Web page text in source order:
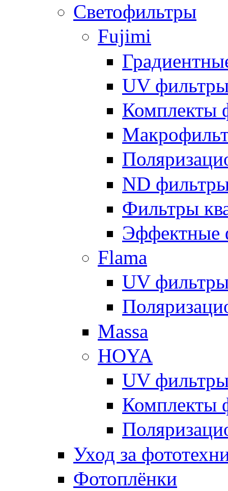
Светофильтры
Fujimi
UV
Комплекты
ND
Фильтры
Эффектные
Flama
UV
Massa
HOYA
UV
Комплекты
Уход за
Фотоплёнки